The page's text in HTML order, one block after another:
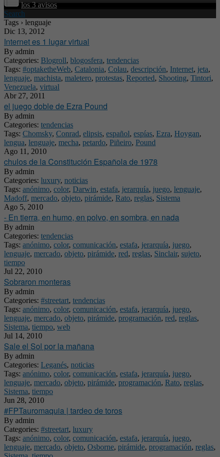
los 3 avisos
Search
Tags › lenguaje
Dic 13, 2012
Internet es 1 lugar virtual
By admin
Categories: Blogroll, blogosfera, tendencias
Tags: #optaketheWeb, Catalonia, Colau, descripción, Internet, jeta,
lenguaje, machista, maletero, protestas, Reported, Shooting, Tintori,
Venezuela, virtual
Abr 27, 2011
el juego doble de Ezra Pound
By admin
Categories: tendencias
Tags: Chomsky, Conrad, elipsis, español, espías, Ezra, Hoygan,
lengua, lenguaje, mecha, petardo, Piñeiro, Pound
Ago 11, 2010
chulos de la Constitución Española de 1978
By admin
Categories: luxury, noticias
Tags: anónimo, color, Darwin, estafa, jerarquía, juego, lenguaje,
Madoff, mercado, objeto, pirámide, Rato, reglas, Sistema
Ago 5, 2010
- En tierra, en humo, en polvo, en sombra, en nada
By admin
Categories: tendencias
Tags: anónimo, color, comunicación, estafa, jerarquía, juego,
lenguaje, mercado, objeto, pirámide, red, reglas, Sinclair, sujeto,
tiempo
Jul 22, 2010
Sobraron monteras
By admin
Categories: #streetart, tendencias
Tags: anónimo, color, comunicación, estafa, jerarquía, juego,
lenguaje, mercado, objeto, pirámide, programación, red, reglas,
Sistema, tiempo, web
Jul 14, 2010
Sale el Sol por la mañana
By admin
Categories: Leganés, noticias
Tags: anónimo, color, comunicación, estafa, jerarquía, juego,
lenguaje, mercado, objeto, pirámide, programación, Rato, reglas,
Sistema, tiempo
Jun 28, 2010
#FPTauromaquia | tardeo de toros
By admin
Categories: #streetart, luxury
Tags: anónimo, color, comunicación, estafa, jerarquía, juego,
lenguaje, mercado, objeto, Osborne, pirámide, programación, reglas,